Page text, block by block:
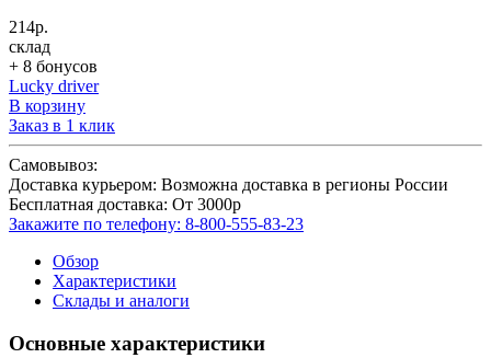
214р.
склад
+ 8 бонусов
Lucky driver
В корзину
Заказ в 1 клик
Самовывоз:
Доставка курьером: Возможна доставка в регионы России
Бесплатная доставка: От 3000р
Закажите по телефону: 8-800-555-83-23
Обзор
Характеристики
Склады и аналоги
Основные характеристики